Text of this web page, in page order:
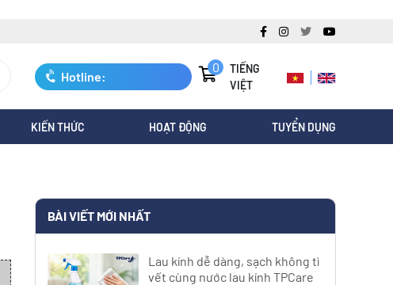
Hotline:
0247.3088.845
0
TIẾNG
VIỆT
KIẾN THỨC HOẠT ĐỘNG TUYỂN DỤNG
BÀI VIẾT MỚI NHẤT
Lau kính dễ dàng, sạch không tì
vết cùng nước lau kính TPCare